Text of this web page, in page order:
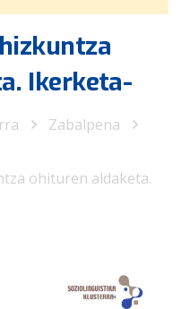
Ikerketa-
Zabalpena
ohituren aldaketa.